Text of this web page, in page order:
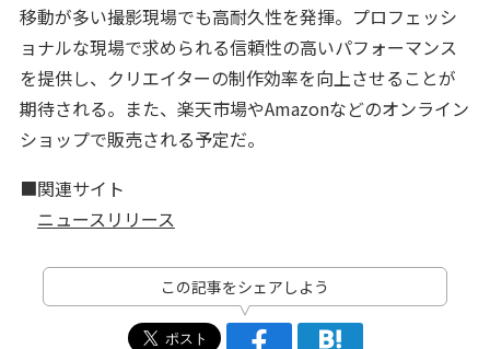
移動が多い撮影現場でも高耐久性を発揮。プロフェッシ
ョナルな現場で求められる信頼性の高いパフォーマンス
を提供し、クリエイターの制作効率を向上させることが
期待される。また、楽天市場やAmazonなどのオンライン
ショップで販売される予定だ。
■関連サイト
ニュースリリース
この記事をシェアしよう